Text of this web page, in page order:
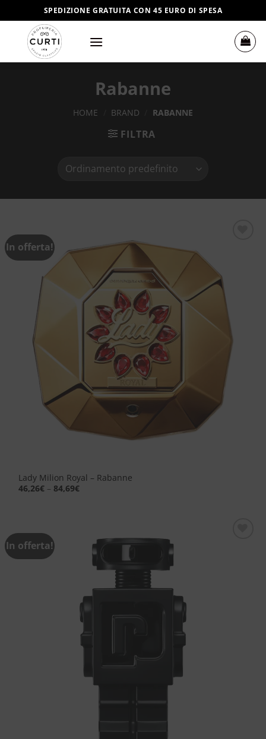
ai
contenuti
SPEDIZIONE GRATUITA CON 45 EURO DI SPESA
Rabanne
HOME BRAND RABANNE
FILTRA
In offerta!
desideri
Lady Milion Royal – Rabanne
46,26€ – 84,69€
In offerta!